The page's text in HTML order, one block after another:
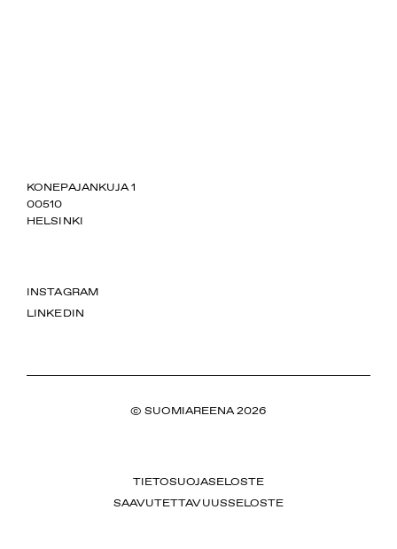
SUOMIAREENA
KONEPAJANKUJA 1
00510
HELSINKI
INSTAGRAM
LINKEDIN
© SUOMIAREENA 2026
TIETOSUOJASELOSTE
SAAVUTETTAVUUSSELOSTE